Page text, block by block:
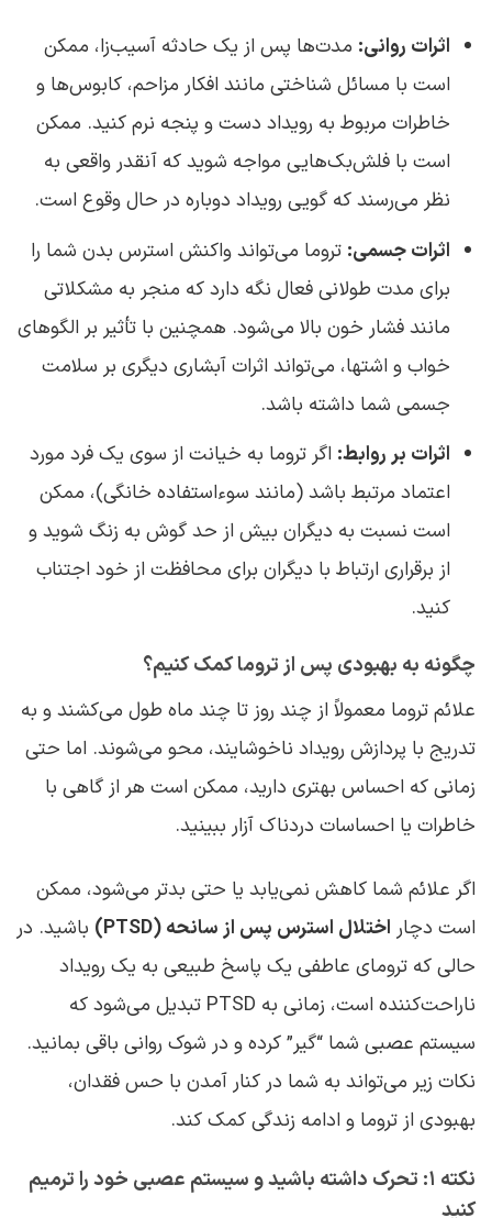
اثرات روانی: مدت‌ها پس از یک حادثه آسیب‌زا، ممکن
است با مسائل شناختی مانند افکار مزاحم، کابوس‌ها و
خاطرات مربوط به رویداد دست و پنجه نرم کنید. ممکن
است با فلش‌بک‌هایی مواجه شوید که آنقدر واقعی به
نظر می‌رسند که گویی رویداد دوباره در حال وقوع است.
اثرات جسمی: تروما می‌تواند واکنش استرس بدن شما را
برای مدت طولانی فعال نگه دارد که منجر به مشکلاتی
مانند فشار خون بالا می‌شود. همچنین با تأثیر بر الگوهای
خواب و اشتها، می‌تواند اثرات آبشاری دیگری بر سلامت
جسمی شما داشته باشد.
اثرات بر روابط: اگر تروما به خیانت از سوی یک فرد مورد
اعتماد مرتبط باشد (مانند سوءاستفاده خانگی)، ممکن
است نسبت به دیگران بیش از حد گوش به زنگ شوید و
از برقراری ارتباط با دیگران برای محافظت از خود اجتناب
کنید.
چگونه به بهبودی پس از تروما کمک کنیم؟
علائم تروما معمولاً از چند روز تا چند ماه طول می‌کشند و به
تدریج با پردازش رویداد ناخوشایند، محو می‌شوند. اما حتی
زمانی که احساس بهتری دارید، ممکن است هر از گاهی با
خاطرات یا احساسات دردناک آزار ببینید.
اگر علائم شما کاهش نمی‌یابد یا حتی بدتر می‌شود، ممکن
است دچار اختلال استرس پس از سانحه (PTSD)
باشید. در
حالی که ترومای عاطفی یک پاسخ طبیعی به یک رویداد
ناراحت‌کننده است، زمانی به PTSD تبدیل می‌شود که
سیستم عصبی شما “گیر” کرده و در شوک روانی باقی بمانید.
نکات زیر می‌تواند به شما در کنار آمدن با حس فقدان،
بهبودی از تروما و ادامه زندگی کمک کند.
نکته ۱: تحرک داشته باشید و سیستم عصبی خود را ترمیم
کنید